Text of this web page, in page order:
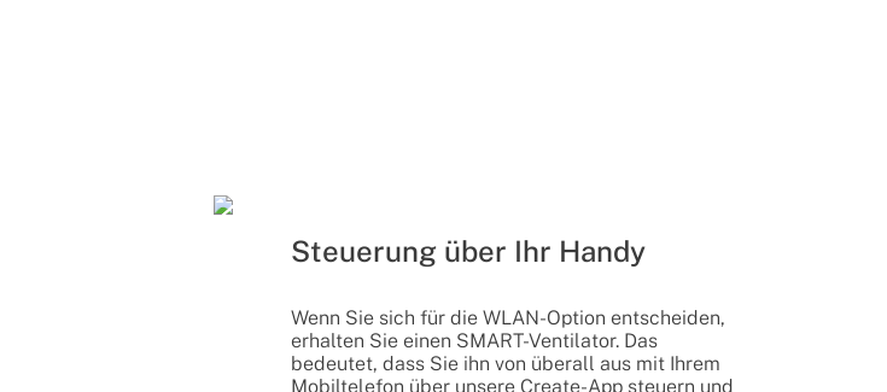
Steuerung über Ihr Handy
Wenn Sie sich für die WLAN-Option entscheiden,
erhalten Sie einen SMART-Ventilator. Das
bedeutet, dass Sie ihn von überall aus mit Ihrem
Mobiltelefon über unsere Create-App steuern und